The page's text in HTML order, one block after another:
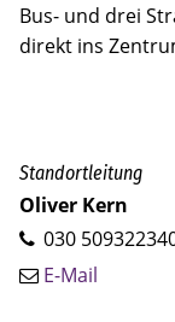
Bus- und drei
direkt ins
Standortleitung
Oliver Kern
030
E-Mail